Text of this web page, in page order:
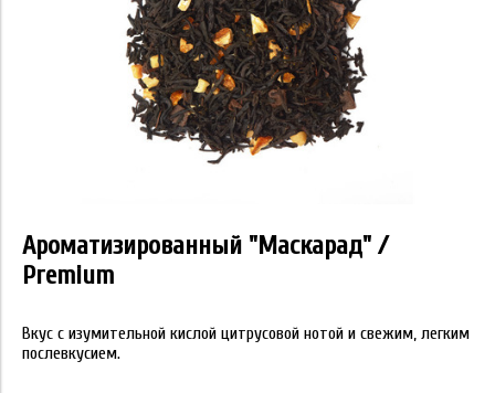
Ароматизированный "Маскарад" /
Premium
Вкус с изумительной кислой цитрусовой нотой и свежим, легким
послевкусием.